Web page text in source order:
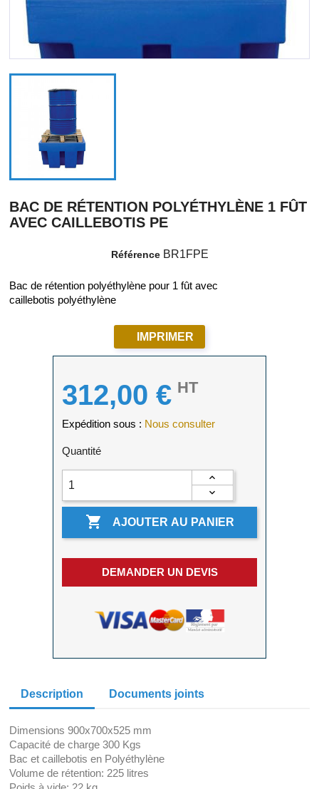
BAC DE RÉTENTION POLYÉTHYLÈNE 1 FÛT
AVEC CAILLEBOTIS PE
Référence BR1FPE
Bac de rétention polyéthylène pour 1 fût avec
caillebotis polyéthylène
IMPRIMER
312,00 € HT
Expédition sous : Nous consulter
Quantité
 AJOUTER AU PANIER
DEMANDER UN DEVIS
Description Documents joints
Dimensions 900x700x525 mm
Capacité de charge 300 Kgs
Bac et caillebotis en Polyéthylène
Volume de rétention: 225 litres